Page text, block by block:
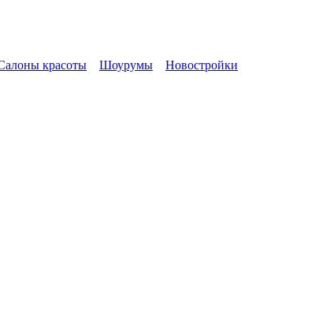
красоты Шоурумы
Новостройки